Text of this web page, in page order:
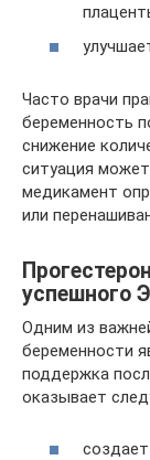
Часто врачи
беременность
снижение
ситуация
медикамент
или
успешного
Одним из
беременности
поддержка
оказывает